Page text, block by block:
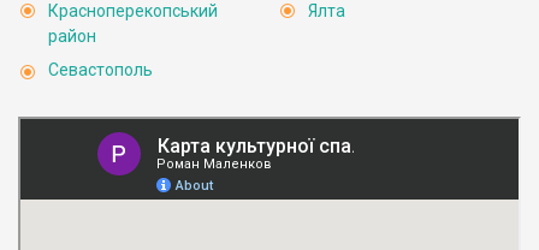
Красноперекопський
район
Севастополь
Ялта